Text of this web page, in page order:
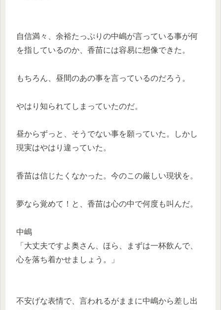
自信満々、余裕たっぷりの中嶋が言っている事が何
を指しているのか、香苗には容易に想像できた。
もちろん、昼間のあの事を言っているのだろう。
やはり知られてしまっていたのだ。
昼からずっと、そうでない事を願っていた。しかし
現実はやはり違っていた。
香苗は信じたくなかった。今のこの厳しい現状を。
夢なら覚めて！と、香苗は心の中で何度も叫んだ。
中嶋
「大丈夫ですよ奥さん、ほら、まずは一杯飲んで、
心を落ち着かせましょう。」
不安げな表情で、言われるがままに中嶋から差し出